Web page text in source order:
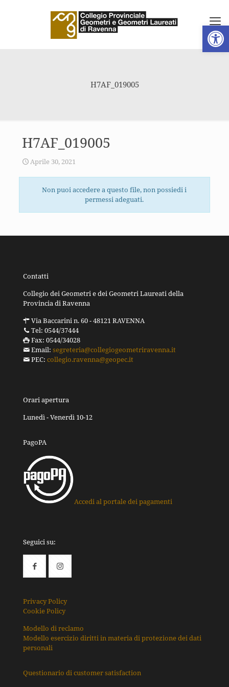
Apri
H7AF_019005
H7AF_019005
Aprile 30, 2021
Non puoi accedere a questo file, non possiedi i
permessi adeguati.
Contatti
Collegio dei Geometri e dei Geometri Laureati della
Provincia di Ravenna
Via Baccarini n. 60 - 48121 RAVENNA
Tel: 0544/37444
Fax: 0544/34028
Email: segreteria@collegiogeometriravenna.it
PEC: collegio.ravenna@geopec.it
Orari apertura
Lunedì - Venerdì 10-12
PagoPA
Accedi al portale dei pagamenti
Seguici su:
Privacy Policy
Cookie Policy
Modello di reclamo
Modello esercizio diritti in materia di protezione dei dati
personali
Questionario di customer satisfaction